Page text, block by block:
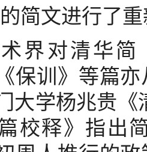
简文进行了
对清华简
保训》等篇
大学杨兆贵《
校释》指出